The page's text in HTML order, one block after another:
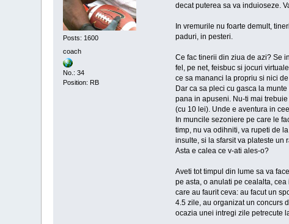
Posts: 1600
coach
No.: 34
Position: RB
decat puterea sa va induioseze.
In vremurile nu foarte demult,
paduri, in pesteri.
Ce fac tinerii din ziua de azi? Se
fel, pe net, feisbuc si jocuri
ce sa mananci la propriu si nici
Dar ca sa pleci cu gasca la
pana in apuseni. Nu-ti mai
(cu 10 lei). Unde e aventura in
In muncile sezoniere pe care le
timp, nu va odihniti, va rupeti de
insulte, si la sfarsit va plateste un
Asta e calea ce v-ati ales-o?
Aveti tot timpul din lume sa va
pe asta, o anulati pe cealalta,
care au faurit ceva: au facut un
4.5 zile, au organizat un concurs
ocazia unei intregi zile petrecute